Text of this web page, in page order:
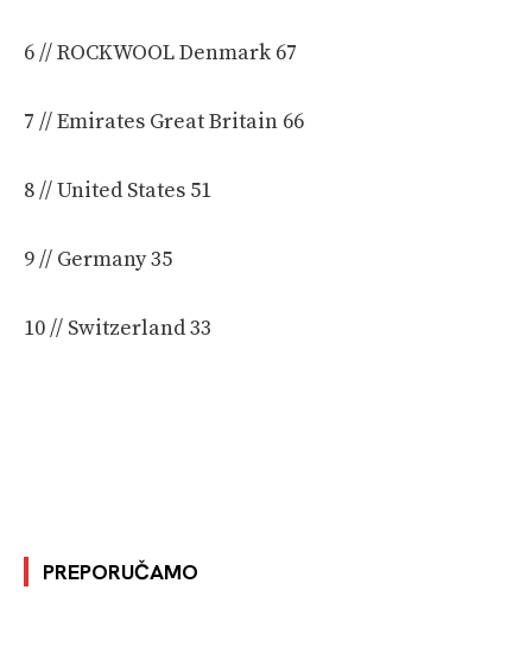
6 // ROCKWOOL Denmark 67
7 // Emirates Great Britain 66
8 // United States 51
9 // Germany 35
10 // Switzerland 33
PREPORUČAMO